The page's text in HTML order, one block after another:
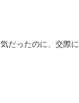
だったのに、交際に